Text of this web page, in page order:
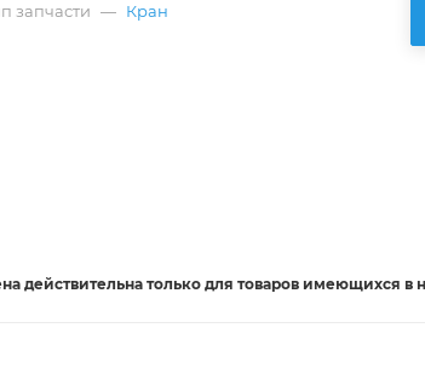
запчасти — Кран
действительна только для товаров имеющихся в